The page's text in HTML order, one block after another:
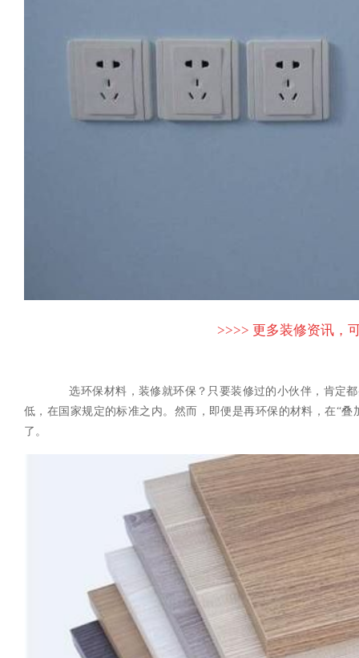
>>>> 更多装修资讯，
选环保材料，装修就环保？只要装修过的小伙伴，肯定都
低，在国家规定的标准之内。然而，即便是再环保的材料，在“
了。